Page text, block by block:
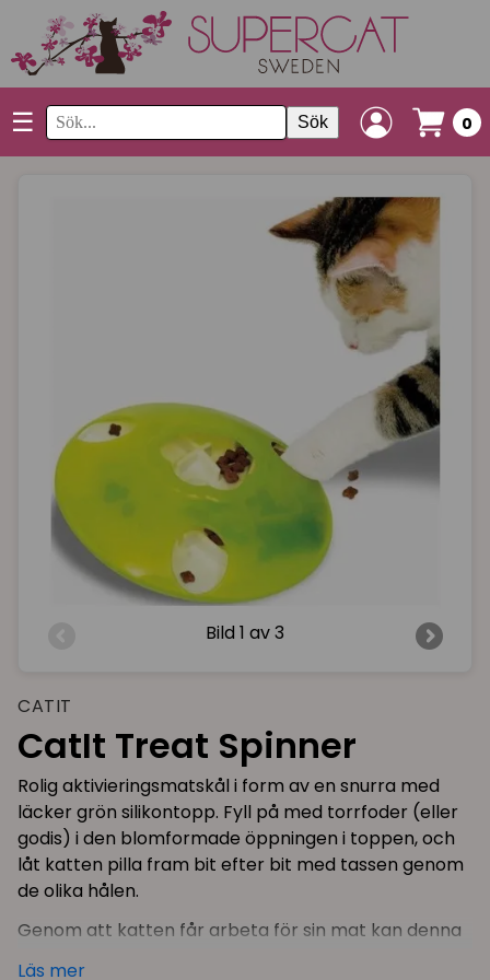
☰ Sök 0
Bild 1 av 3
CATIT
CatIt Treat Spinner
Rolig aktivieringsmatskål i form av en snurra med
läcker grön silikontopp. Fyll på med torrfoder (eller
godis) i den blomformade öppningen i toppen, och
låt katten pilla fram bit efter bit med tassen genom
de olika hålen.
Genom att katten får arbeta för sin mat kan denna
Läs mer